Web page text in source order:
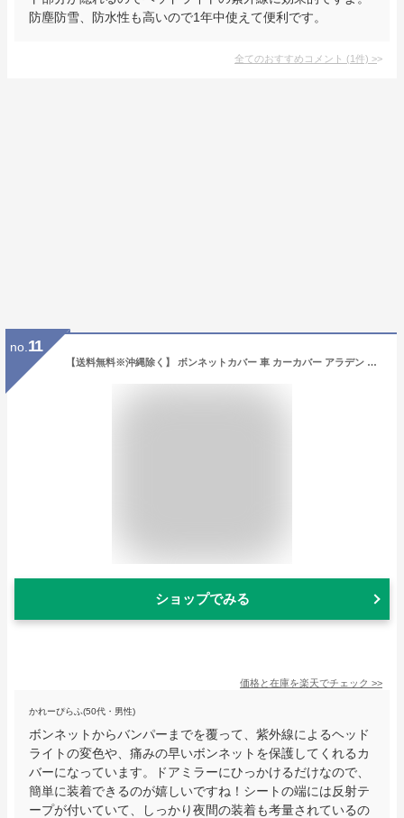
防塵防雪、防水性も高いので1年中使えて便利です。
全てのおすすめコメント (1件) >
no. 11
【送料無料※沖縄除く】 ボンネットカバー 車 カーカバー アラデン ボンネット保護 ボディーカバーII RB1 汎用 車カバー 撥水加工 反射テープ付 前だけ ハーフ フロントカバー【レビュー特典あり】
ショップでみる
価格と在庫を楽天でチェック >>
かれーぴらふ(50代・男性)
ボンネットからバンパーまでを覆って、紫外線によるヘッド
ライトの変色や、痛みの早いボンネットを保護してくれるカ
バーになっています。ドアミラーにひっかけるだけなので、
簡単に装着できるのが嬉しいですね！シートの端には反射テ
ープが付いていて、しっかり夜間の装着も考量されているの